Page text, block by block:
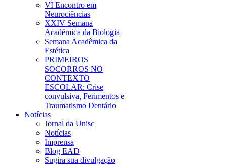
VI Encontro em
Neurociências
XXIV Semana
Acadêmica da Biologia
Semana Acadêmica da
Estética
PRIMEIROS
SOCORROS NO
CONTEXTO
ESCOLAR: Crise
convulsiva, Ferimentos e
Traumatismo Dentário
Notícias
Jornal da Unisc
Notícias
Imprensa
Blog EAD
Sugira sua divulgação